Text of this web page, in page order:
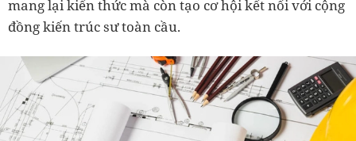
mang lại kiến thức mà còn tạo cơ hội kết nối với cộng
đồng kiến trúc sư toàn cầu.